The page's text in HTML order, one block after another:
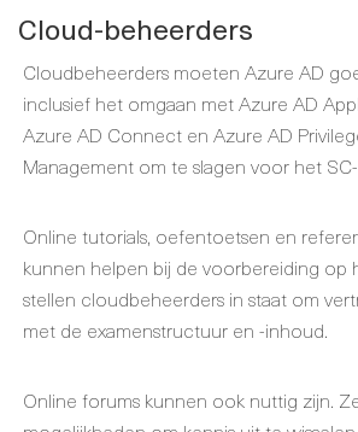
Cloud-beheerders
Cloudbeheerders moeten Azure AD
inclusief het omgaan met Azure AD
Azure AD Connect en Azure AD
Management om te slagen voor het
Online tutorials, oefentoetsen en
kunnen helpen bij de voorbereiding op
stellen cloudbeheerders in staat om
met de examenstructuur en -inhoud.
Online forums kunnen ook nuttig zijn.